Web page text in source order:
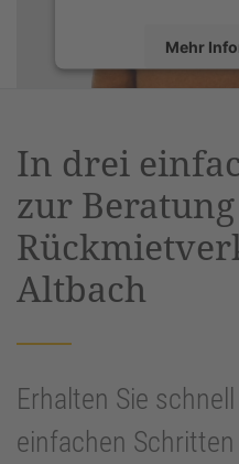
Mehr
Management
In drei
zur
Altbach
Erhalten Sie
einfachen